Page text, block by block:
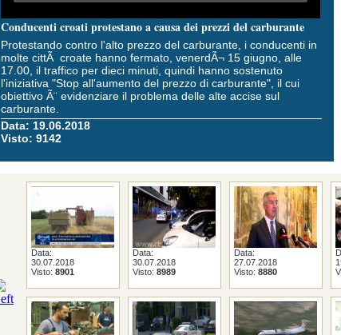
Conducenti croati protestano a causa dei prezzi del carburante
Protestando contro l'alto prezzo del carburante, i conducenti in
molte cittÃ croate hanno fermato, venerdÃ¬ 15 giugno, alle
17.00, il traffico per dieci minuti, quindi hanno sostenuto
l'iniziativa "Stop all'aumento del prezzo di carburante", il cui
obiettivo Ã¨ evidenziare il problema delle alte accise sul
carburante.
Data: 19.06.2018
Visto: 9142
Data:
30.07.2018
Visto: 8901
Data:
30.07.2018
Visto: 8989
Data:
27.07.2018
Visto: 8880